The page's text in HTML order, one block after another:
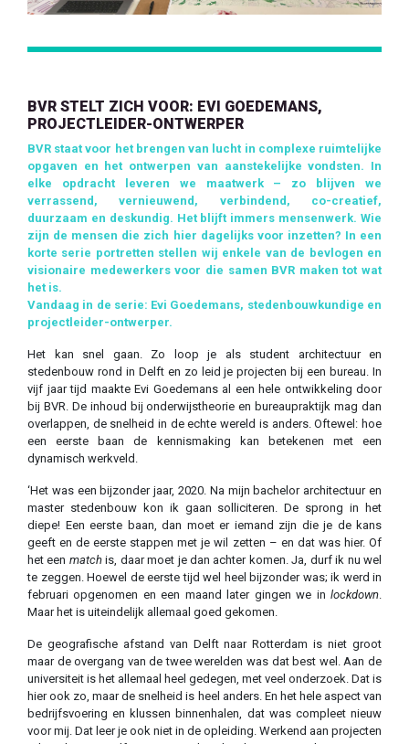
BVR STELT ZICH VOOR: EVI GOEDEMANS,
PROJECTLEIDER-ONTWERPER
BVR staat voor het brengen van lucht in complexe ruimtelijke
opgaven en het ontwerpen van aanstekelijke vondsten. In
elke opdracht leveren we maatwerk – zo blijven we
verrassend, vernieuwend, verbindend, co-creatief,
duurzaam en deskundig. Het blijft immers mensenwerk. Wie
zijn de mensen die zich hier dagelijks voor inzetten? In een
korte serie portretten stellen wij enkele van de bevlogen en
visionaire medewerkers voor die samen BVR maken tot wat
het is.
Vandaag in de serie: Evi Goedemans, stedenbouwkundige en
projectleider-ontwerper.
Het kan snel gaan. Zo loop je als student architectuur en
stedenbouw rond in Delft en zo leid je projecten bij een bureau. In
vijf jaar tijd maakte Evi Goedemans al een hele ontwikkeling door
bij BVR. De inhoud bij onderwijstheorie en bureaupraktijk mag dan
overlappen, de snelheid in de echte wereld is anders. Oftewel: hoe
een eerste baan de kennismaking kan betekenen met een
dynamisch werkveld.
‘Het was een bijzonder jaar, 2020. Na mijn bachelor architectuur en
master stedenbouw kon ik gaan solliciteren. De sprong in het
diepe! Een eerste baan, dan moet er iemand zijn die je de kans
geeft en de eerste stappen met je wil zetten – en dat was hier. Of
het een matchis, daar moet je dan achter komen. Ja, durf ik nu wel
te zeggen. Hoewel de eerste tijd wel heel bijzonder was; ik werd in
februari opgenomen en een maand later gingen we in lockdown
Maar het is uiteindelijk allemaal goed gekomen.
De geografische afstand van Delft naar Rotterdam is niet groot
maar de overgang van de twee werelden was dat best wel. Aan de
universiteit is het allemaal heel gedegen, met veel onderzoek. Dat is
hier ook zo, maar de snelheid is heel anders. En het hele aspect van
bedrijfsvoering en klussen binnenhalen, dat was compleet nieuw
voor mij. Dat leer je ook niet in de opleiding. Werkend aan projecten